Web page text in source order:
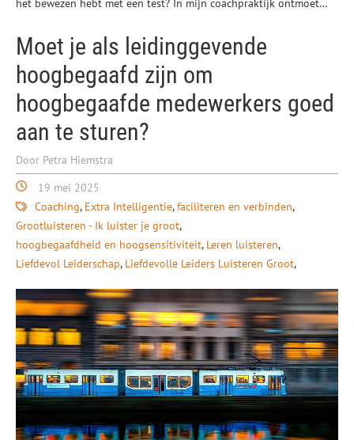
het bewezen hebt met een test? In mijn coachpraktijk ontmoet…
Moet je als leidinggevende
hoogbegaafd zijn om
hoogbegaafde medewerkers goed
aan te sturen?
Door Petra Hiemstra
19 mei 2025
Coaching Extra Intelligentie faciliteren en verbinden
Grootluisteren - Ik luister je groot
hoogbegaafdheid en hoogsensitiviteit Leren luisteren
Liefdevol Leiderschap Liefdevolle Leiders Luisteren Groot